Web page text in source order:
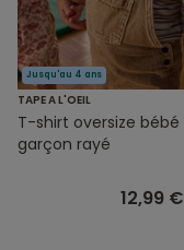
Jusqu'au 4 ans
TAPE A L'OEIL
T-shirt oversize bébé
garçon rayé
12,99 €